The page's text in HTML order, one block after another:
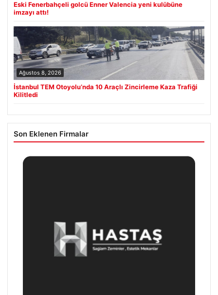
Eski Fenerbahçeli golcü Enner Valencia yeni kulübüne
imzayı attı!
Ağustos 8, 2026
İstanbul TEM Otoyolu’nda 10 Araçlı Zincirleme Kaza Trafiği
Kilitledi
Son Eklenen Firmalar